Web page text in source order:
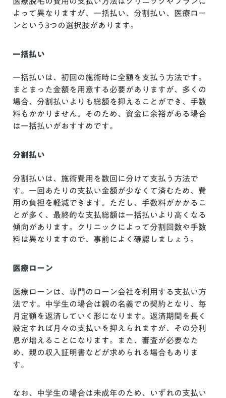
よって異なりますが、一括払い、分割払い、医療ロー
ンという3つの選択肢があります。
一括払い
一括払いは、初回の施術時に全額を支払う方法です。
まとまった金額を用意する必要がありますが、多くの
場合、分割払いよりも総額を抑えることができ、手数
料もかかりません。そのため、資金に余裕がある場合
は一括払いがおすすめです。
分割払い
分割払いは、施術費用を数回に分けて支払う方法で
す。一回あたりの支払い金額が少なくて済むため、費
用の負担を軽減できます。ただし、手数料がかかるこ
とが多く、最終的な支払総額は一括払いより高くなる
傾向があります。クリニックによって分割回数や手数
料は異なりますので、事前によく確認しましょう。
医療ローン
医療ローンは、専門のローン会社を利用する支払い方
法です。中学生の場合は親の名義での契約となり、毎
月定額を返済していく形になります。返済期間を長く
設定すれば月々の支払いを抑えられますが、その分利
息が増えることになります。また、審査が必要なた
め、親の収入証明書などが求められる場合もありま
す。
なお、中学生の場合は未成年のため、いずれの支払い